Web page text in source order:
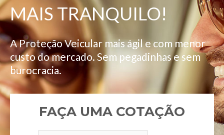
MAIS TRANQUILO!
A Proteção Veicular mais ágil e com menor
custo do mercado. Sem pegadinhas e sem
burocracia.
FAÇA UMA COTAÇÃO